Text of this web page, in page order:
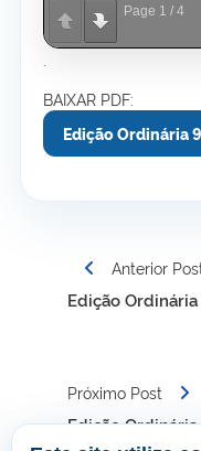
Page 1 / 4
BAIXAR PDF:
Edição Ordinária
Navegação
Anterior
Edição
Próximo Post
Edição